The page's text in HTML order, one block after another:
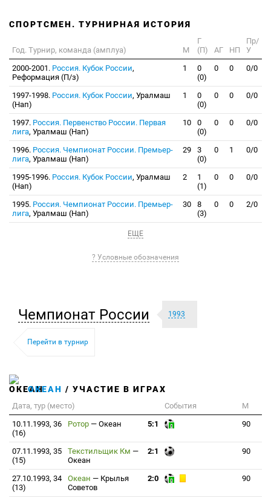
СПОРТСМЕН. ТУРНИРНАЯ ИСТОРИЯ
Год. Турнир, команда (амплуа) М
Г
(П)
АГ НП
Пр/
У
2000-2001. Россия. Кубок России,
Реформация (П/з)
1
0
(0)
0 0 0/0
1997-1998. Россия. Кубок России, Уралмаш
(Нап)
1
0
(0)
0 0 0/0
1997. Россия. Первенство России. Первая
лига, Уралмаш (Нап)
10
0
(0)
0 0 0/0
1996. Россия. Чемпионат России. Премьер-
лига, Уралмаш (Нап)
29
3
(0)
0 1 0/0
1995-1996. Россия. Кубок России, Уралмаш
(Нап)
2
1
(1)
0 0 0/0
1995. Россия. Чемпионат России. Премьер-
лига, Уралмаш (Нап)
30
8
(3)
0 0 2/0
ЕЩЕ
? Условные обозначения
Чемпионат России 1993
Перейти в турнир
ОКЕАН / УЧАСТИЕ В ИГРАХ
Дата, тур (место) События
М
10.11.1993, 36
(16)
Ротор — Океан 5:1 90
07.11.1993, 35
(15)
Текстильщик Км —
Океан
2:1 90
27.10.1993, 34
(13)
Океан — Крылья
Советов
2:0 90